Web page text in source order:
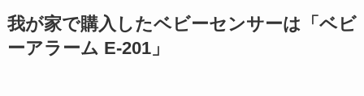
我が家で購入したベビーセンサーは「ベビ
ーアラーム E-201」